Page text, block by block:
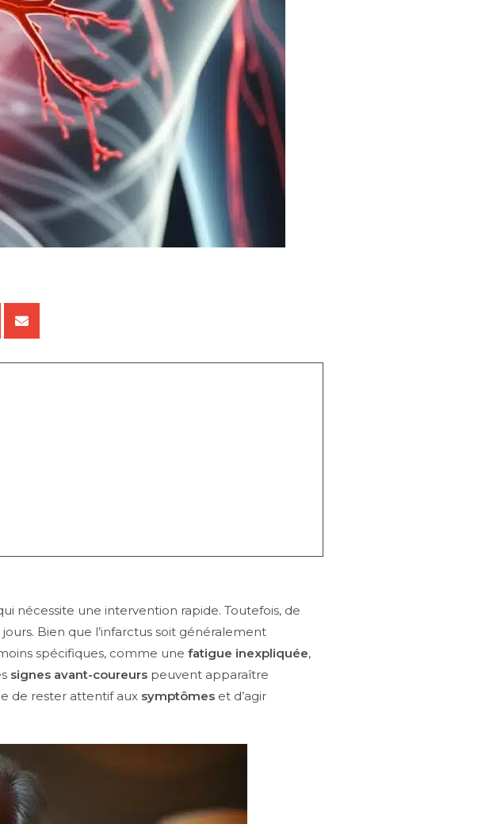
nécessite une intervention rapide. Toutefois, de
Bien que l’infarctus soit généralement
spécifiques, comme une fatigue inexpliquée,
signes avant-coureurs peuvent apparaître
de rester attentif aux symptômes et d’agir